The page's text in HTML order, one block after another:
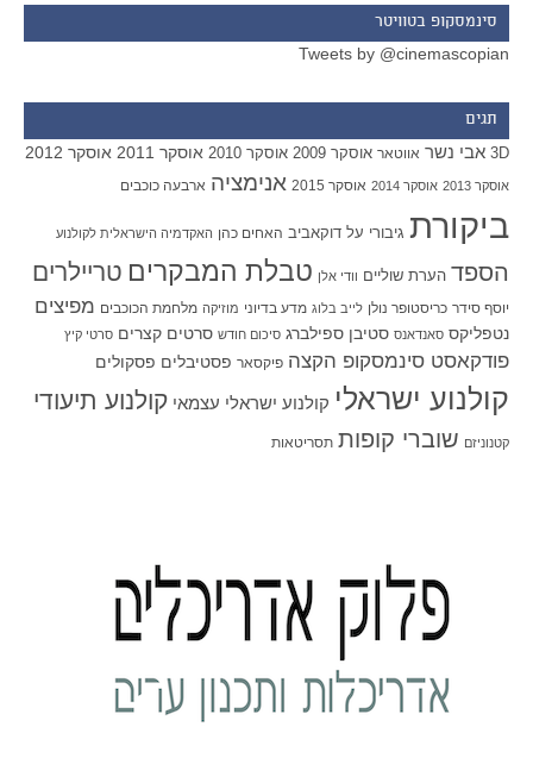
סינמסקופ בטוויטר
Tweets by @cinemascopian
תגים
3D אבי נשר אווטאר אוסקר 2009 אוסקר 2010 אוסקר 2011 אוסקר 2012
אוסקר 2013 אוסקר 2014 אוסקר 2015 אנימציה ארבעה כוכבים
ביקורת גיבורי על דוקאביב האחים כהן האקדמיה הישראלית לקולנוע
הספד הערת שוליים וודי אלן טבלת המבקרים טריילרים
יוסף סידר כריסטופר נולן לייב בלוג מדע בדיוני מוזיקה מלחמת הכוכבים מפיצים
נטפליקס סאנדאנס סטיבן ספילברג סיכום חודש סרטים קצרים סרטי קיץ
פודקאסט סינמסקופ הקצה פיקסאר פסטיבלים פסקולים
קולנוע ישראלי קולנוע ישראלי עצמאי קולנוע תיעודי
קטנוניזם שוברי קופות תסריטאות